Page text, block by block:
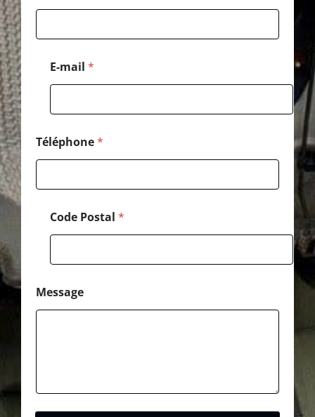
E-mail *
Téléphone*
Code Postal *
Message